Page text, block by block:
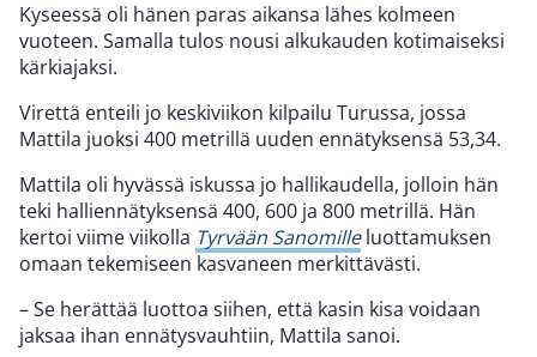
Kyseessä oli hänen paras aikansa lähes kolmeen
vuoteen. Samalla tulos nousi alkukauden kotimaiseksi
kärkiajaksi.
Virettä enteili jo keskiviikon kilpailu Turussa, jossa
Mattila juoksi 400 metrillä uuden ennätyksensä 53,34.
Mattila oli hyvässä iskussa jo hallikaudella, jolloin hän
teki halliennätyksensä 400, 600 ja 800 metrillä. Hän
kertoi viime viikolla Tyrvään Sanomilleluottamuksen
omaan tekemiseen kasvaneen merkittävästi.
– Se herättää luottoa siihen, että kasin kisa voidaan
jaksaa ihan ennätysvauhtiin, Mattila sanoi.